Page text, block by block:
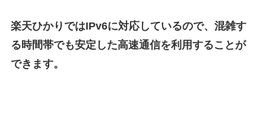
楽天ひかりではIPv6に対応しているので、混雑す
る時間帯でも安定した高速通信を利用することが
できます。